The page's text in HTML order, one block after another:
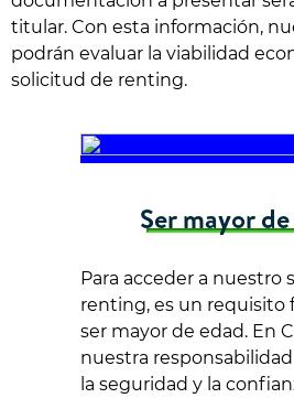
titular. Con esta información,
podrán evaluar la viabilidad
solicitud de renting.
Ser mayor
Para acceder a nuestro
renting, es un requisito
ser mayor de edad. En
nuestra
la seguridad y la